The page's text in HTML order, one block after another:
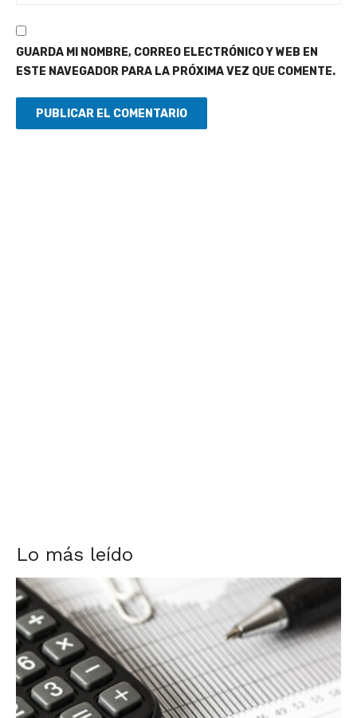
GUARDA MI NOMBRE, CORREO ELECTRÓNICO Y WEB EN
ESTE NAVEGADOR PARA LA PRÓXIMA VEZ QUE COMENTE.
Lo más leído